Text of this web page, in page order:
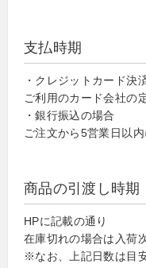
支払時期
・クレジットカード決
ご利用のカード会社の
・銀行振込の場合
ご注文から5営業日以
商品の引渡し時期
HPに記載の通り
在庫切れの場合は入荷
※なお、上記日数は目